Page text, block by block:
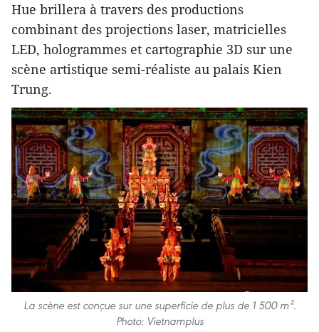
Hue brillera à travers des productions
combinant des projections laser, matricielles
LED, hologrammes et cartographie 3D sur une
scène artistique semi-réaliste au palais Kien
Trung.
La scène est conçue sur une superficie de plus de 1 500 m².
Photo: Vietnamplus